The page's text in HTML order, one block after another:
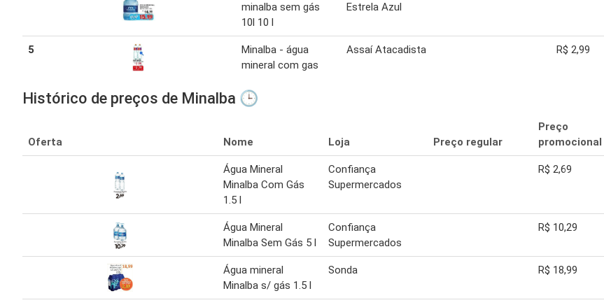
minalba sem gás
10l 10 l
Estrela Azul
5
Minalba - água
mineral com gas
Assaí Atacadista R$ 2,99
Histórico de preços de Minalba 🕒
Oferta Nome Loja Preço regular
Preço
promocional
Água Mineral
Minalba Com Gás
1.5 l
Confiança
Supermercados
R$ 2,69
Água Mineral
Minalba Sem Gás 5 l
Confiança
Supermercados
R$ 10,29
Água mineral
Minalba s/ gás 1.5 l
Sonda R$ 18,99